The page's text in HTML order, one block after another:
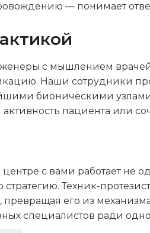
— понимает
с мышлением
Наши сотрудники
бионическими
активность пациента
с вами работает не
Техник-
его из
специалистов ради